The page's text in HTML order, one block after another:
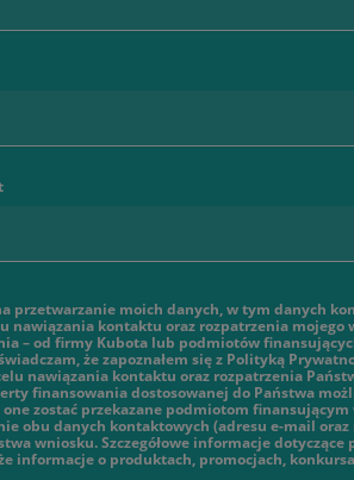
przetwarzanie moich danych, w tym danych
nawiązania kontaktu oraz rozpatrzenia mojego
– od firmy Kubota lub podmiotów
że zapoznałem się z Polityką
nawiązania kontaktu oraz rozpatrzenia
finansowania dostosowanej do Państwa
zostać przekazane podmiotom
obu danych kontaktowych (adresu e-mail
wniosku. Szczegółowe informacje
informacje o produktach, promocjach,